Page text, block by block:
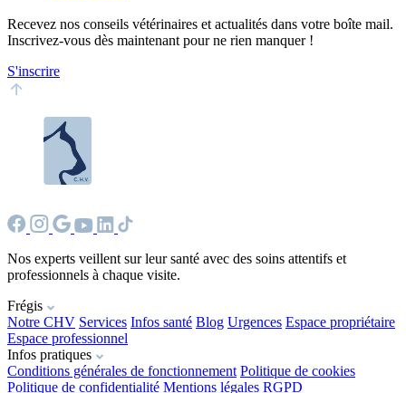
Recevez nos conseils vétérinaires et actualités dans votre boîte mail.
Inscrivez-vous dès maintenant pour ne rien manquer !
S'inscrire
Nos experts veillent sur leur santé avec des soins attentifs et
professionnels à chaque visite.
Frégis
Notre CHV Services Infos santé Blog Urgences Espace propriétaire
Espace professionnel
Infos pratiques
Conditions générales de fonctionnement Politique de cookies
Politique de confidentialité Mentions légales RGPD